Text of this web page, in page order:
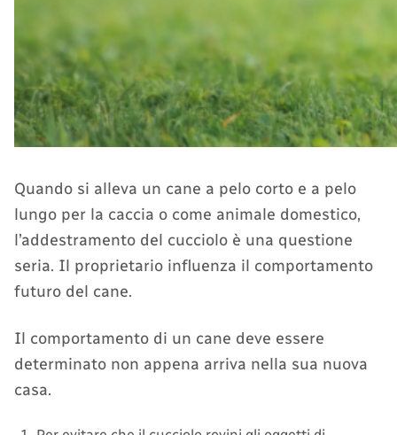
Quando si alleva un cane a pelo corto e a pelo
lungo per la caccia o come animale domestico,
l’addestramento del cucciolo è una questione
seria. Il proprietario influenza il comportamento
futuro del cane.
Il comportamento di un cane deve essere
determinato non appena arriva nella sua nuova
casa.